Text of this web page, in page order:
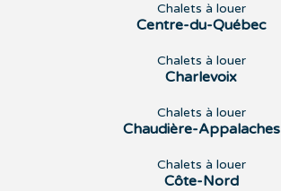
Chalets à louer
Centre-du-Québec
Chalets à louer
Charlevoix
Chalets à louer
Chaudière-Appalaches
Chalets à louer
Côte-Nord